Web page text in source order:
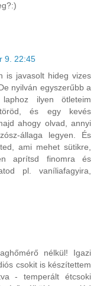
9. 22:45
is javasolt hideg vizes
nyilván egyszerűbb a
ilyen ötleteim
és egy kevés
ahogy olvad, annyi
állaga legyen. És
ami mehet sütikre,
aprítsd finomra és
pl. vaníliafagyira,
nélkül! Igazi
csokit is készítettem
- temperált étcsoki